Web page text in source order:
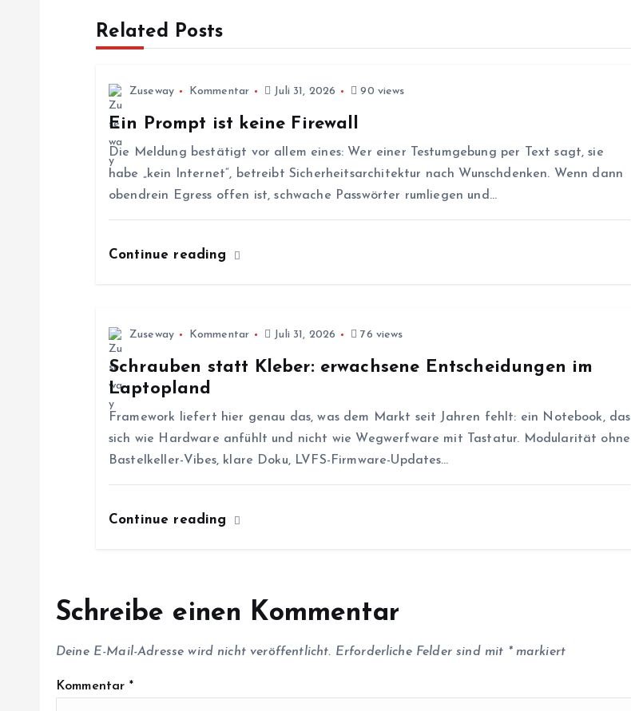
o
n
Related Posts
Zuseway Kommentar Juli 31, 2026 90 views
Ein Prompt ist keine Firewall
Die Meldung bestätigt vor allem eines: Wer einer Testumgebung per Text sagt, sie
habe „kein Internet“, betreibt Sicherheitsarchitektur nach Wunschdenken. Wenn dann
obendrein Egress offen ist, schwache Passwörter rumliegen und…
Continue reading
Zuseway Kommentar Juli 31, 2026 76 views
Schrauben statt Kleber: erwachsene Entscheidungen im
Laptopland
Framework liefert hier genau das, was dem Markt seit Jahren fehlt: ein Notebook, das
sich wie Hardware anfühlt und nicht wie Wegwerfware mit Tastatur. Modularität ohne
Bastelkeller-Vibes, klare Doku, LVFS-Firmware-Updates…
Continue reading
Schreibe einen Kommentar
Deine E-Mail-Adresse wird nicht veröffentlicht. Erforderliche Felder sind mit *markiert
Kommentar *